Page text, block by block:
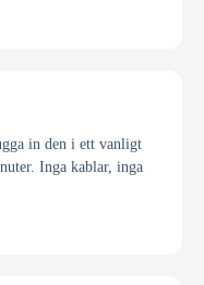
in den i ett vanligt
Inga kablar, inga